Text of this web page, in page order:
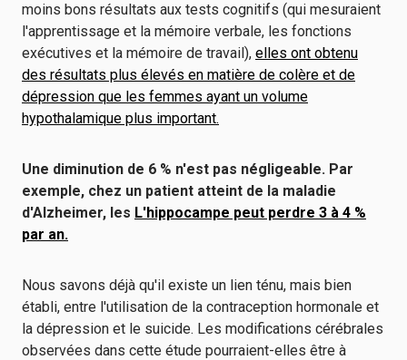
moins bons résultats aux tests cognitifs (qui mesuraient
l'apprentissage et la mémoire verbale, les fonctions
exécutives et la mémoire de travail), elles ont obtenu
des résultats plus élevés en matière de colère et de
dépression que les femmes ayant un volume
hypothalamique plus important.
Une diminution de 6 % n'est pas négligeable. Par
exemple, chez un patient atteint de la maladie
d'Alzheimer, les L'hippocampe peut perdre 3 à 4 %
par an.
Nous savons déjà qu'il existe un lien ténu, mais bien
établi, entre l'utilisation de la contraception hormonale et
la dépression et le suicide. Les modifications cérébrales
observées dans cette étude pourraient-elles être à